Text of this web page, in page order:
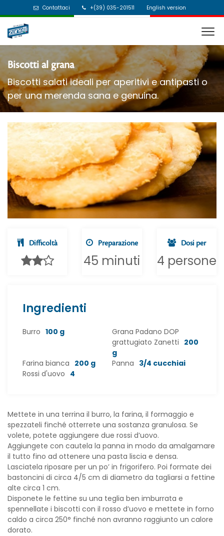
Contattaci +(39) 035-201511 English version
Biscotti al grana
Biscotti salati ideali per aperitivi e antipasti o
per una merenda sana e genuina.
Difficoltà Preparazione
45 minuti
Dosi per
4 persone
Ingredienti
Burro 100 g
Grana Padano DOP
grattugiato Zanetti 200
g
Farina bianca 200 g Panna 3/4 cucchiai
Rossi d'uovo 4
Mettete in una terrina il burro, la farina, il formaggio e
spezzateli finché otterrete una sostanza granulosa. Se
volete, potete aggiungere due rossi d’uovo.
Aggiungete con cautela la panna in modo da amalgamare
il tutto fino ad ottenere una pasta liscia e densa.
Lasciatela riposare per un po’ in frigorifero. Poi formate dei
bastoncini di circa 4/5 cm di diametro da tagliarsi a fettine
alte circa 1 cm.
Disponete le fettine su una teglia ben imburrata e
spennellate i biscotti con il rosso d’uovo e mettete in forno
caldo a circa 250° finché non avranno raggiunto un calore
dorato.